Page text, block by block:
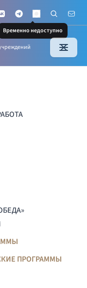
TelegramMAX
Временно недоступно
Поиск по
Почта
ПРОГРАММЫ